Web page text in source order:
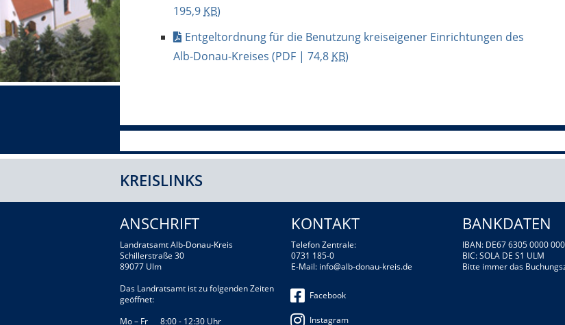
195,9 KB)
Entgeltordnung für die Benutzung kreiseigener Einrichtungen des
Alb-Donau-Kreises (PDF | 74,8 KB)
KREISLINKS
ANSCHRIFT
Landratsamt Alb-Donau-Kreis
Schillerstraße 30
89077 Ulm
Das Landratsamt ist zu folgenden Zeiten
geöffnet:
Mo – Fr 8:00 - 12:30 Uhr
KONTAKT
Telefon Zentrale:
0731 185-0
E-Mail: info@alb-donau-kreis.de
Facebook
Instagram
BANKDATEN
IBAN: DE67 6305 0000
BIC: SOLA DE S1 ULM
Bitte immer das